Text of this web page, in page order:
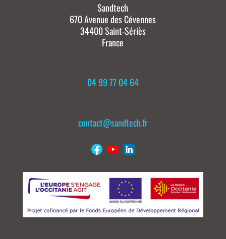
Sandtech
670 Avenue des Cévennes
34400 Saint-Sériès
France
04 99 77 04 64
contact@sandtech.fr